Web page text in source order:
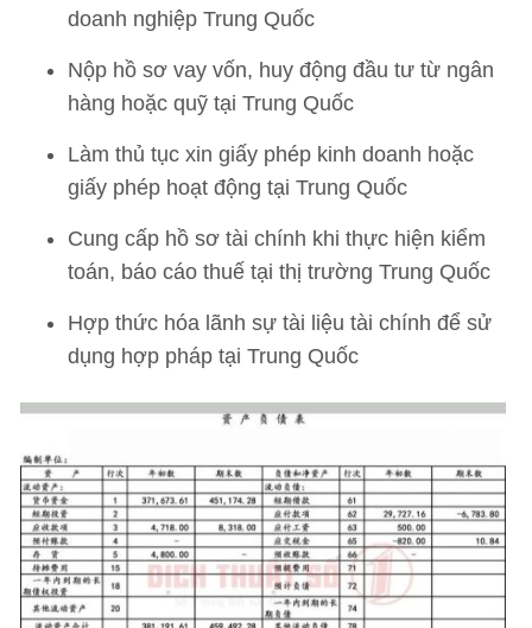
doanh nghiệp Trung Quốc
Nộp hồ sơ vay vốn, huy động đầu tư từ ngân
hàng hoặc quỹ tại Trung Quốc
Làm thủ tục xin giấy phép kinh doanh hoặc
giấy phép hoạt động tại Trung Quốc
Cung cấp hồ sơ tài chính khi thực hiện kiểm
toán, báo cáo thuế tại thị trường Trung Quốc
Hợp thức hóa lãnh sự tài liệu tài chính để sử
dụng hợp pháp tại Trung Quốc